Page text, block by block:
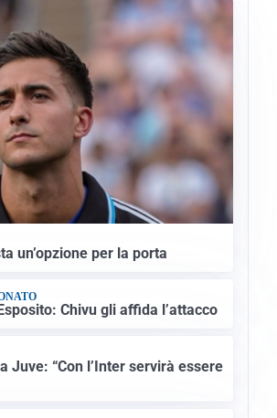
un’opzione per la porta
Chivu gli affida l’attacco
Juve: “Con l’Inter servirà essere